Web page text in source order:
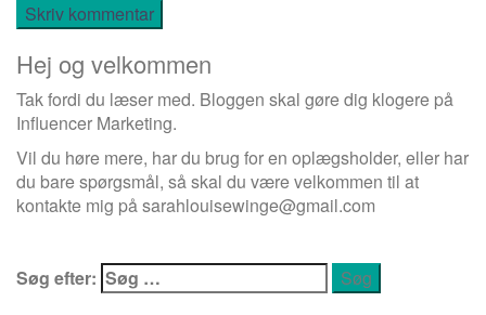
Hej og velkommen
Tak fordi du læser med. Bloggen skal gøre dig klogere på
Influencer Marketing.
Vil du høre mere, har du brug for en oplægsholder, eller har
du bare spørgsmål, så skal du være velkommen til at
kontakte mig påsarahlouisewinge@gmail.com
Søg efter: